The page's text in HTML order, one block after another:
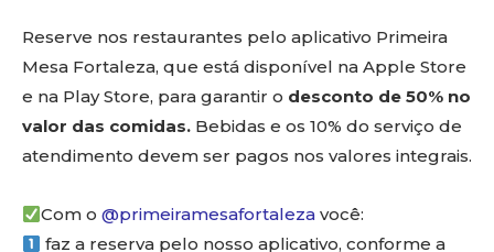
Reserve nos restaurantes pelo aplicativo Primeira
Mesa Fortaleza, que está disponível na Apple Store
e na Play Store, para garantir o desconto de 50% no
valor das comidas. Bebidas e os 10% do serviço de
atendimento devem ser pagos nos valores integrais.
Com o@primeiramesafortaleza você:
faz a reserva pelo nosso aplicativo, conforme a